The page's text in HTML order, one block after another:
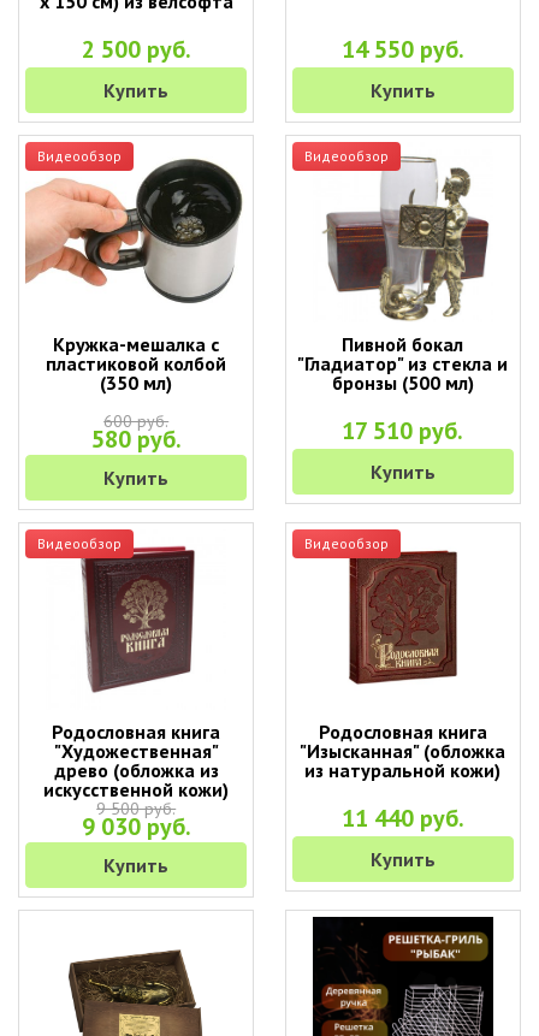
2 500 руб.
Купить
14 550 руб.
Купить
Видеообзор
Кружка-мешалка с
пластиковой колбой
(350 мл)
600 руб.
580 руб.
Купить
Видеообзор
Пивной бокал
"Гладиатор" из стекла и
бронзы (500 мл)
17 510 руб.
Купить
Видеообзор
Родословная книга
"Художественная"
древо (обложка из
искусственной кожи)
9 500 руб.
9 030 руб.
Купить
Видеообзор
Родословная книга
"Изысканная" (обложка
из натуральной кожи)
11 440 руб.
Купить